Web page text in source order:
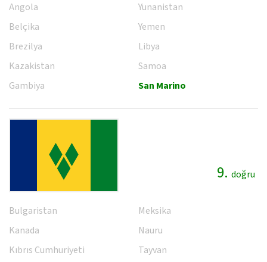
Angola
Belçika
Brezilya
Kazakistan
Gambiya
Yunanistan
Yemen
Libya
Samoa
San Marino
9. doğru
Bulgaristan
Kanada
Kıbrıs Cumhuriyeti
Meksika
Nauru
Tayvan